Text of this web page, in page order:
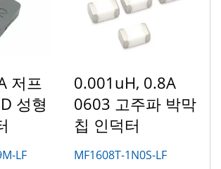
저프
성형
LF
0.001uH, 0.8A
0603 고주파 박막
칩 인덕터
MF1608T-1N0S-LF